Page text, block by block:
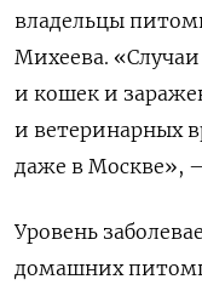
владельцы
Михеева. «Случаи
и кошек и
и ветеринарных
даже в Москве»,
Уровень
домашних